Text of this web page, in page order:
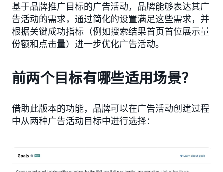
基于品牌推广目标的广告活动，品牌能够表达其广
告活动的需求，通过简化的设置满足这些需求，并
根据关键成功指标（例如搜索结果首页首位展示量
份额和点击量）进一步优化广告活动。
前两个目标有哪些适用场景？
借助此版本的功能，品牌可以在广告活动创建过程
中从两种广告活动目标中进行选择：